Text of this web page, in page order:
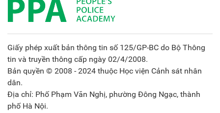
Giấy phép xuất bản thông tin số 125/GP-BC do Bộ Thông
tin và truyền thông cấp ngày 02/4/2008.
Bản quyền © 2008 - 2024 thuộc Học viện Cảnh sát nhân
dân.
Địa chỉ: Phố Phạm Văn Nghị, phường Đông Ngạc, thành
phố Hà Nội.